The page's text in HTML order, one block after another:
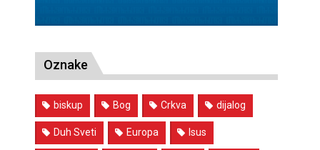
Oznake
biskup Bog Crkva dijalog
Duh Sveti Europa Isus